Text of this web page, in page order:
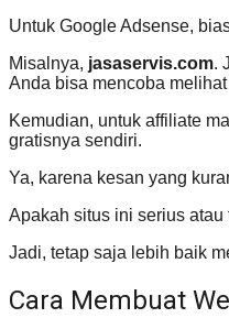
Untuk Google Adsense,
Misalnya, jasaservis.com.
Anda bisa mencoba
Kemudian, untuk affiliate
gratisnya sendiri.
Ya, karena kesan yang
Apakah situs ini serius atau
Jadi, tetap saja lebih baik
Cara Membuat